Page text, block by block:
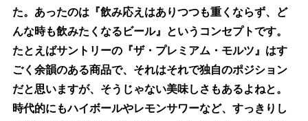
た。あったのは『飲み応えはありつつも重くならず、ど
んな時も飲みたくなるビール』というコンセプトです。
たとえばサントリーの『ザ・プレミアム・モルツ』はす
ごく余韻のある商品で、それはそれで独自のポジション
だと思いますが、そうじゃない美味しさもあるよねと。
時代的にもハイボールやレモンサワーなど、すっきりし